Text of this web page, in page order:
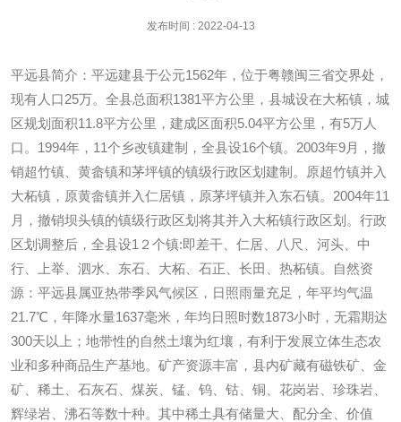
发布时间 : 2022-04-13
平远县简介：平远建县于公元1562年，位于粤赣闽三省交界处，
现有人口25万。全县总面积1381平方公里，县城设在大柘镇，城
区规划面积11.8平方公里，建成区面积5.04平方公里，有5万人
口。1994年，11个乡改镇建制，全县设16个镇。2003年9月，撤
销超竹镇、黄畲镇和茅坪镇的镇级行政区划建制。原超竹镇并入
大柘镇，原黄畲镇并入仁居镇，原茅坪镇并入东石镇。2004年11
月，撤销坝头镇的镇级行政区划将其并入大柘镇行政区划。行政
区划调整后，全县设1２个镇:即差干、仁居、八尺、河头、中
行、上举、泗水、东石、大柘、石正、长田、热柘镇。自然资
源：平远县属亚热带季风气候区，日照雨量充足，年平均气温
21.7℃，年降水量1637毫米，年均日照时数1873小时，无霜期达
300天以上；地带性的自然土壤为红壤，有利于发展立体生态农
业和多种商品生产基地。矿产资源丰富，县内矿藏有磁铁矿、金
矿、稀土、石灰石、煤炭、锰、钨、钴、铜、花岗岩、珍珠岩、
辉绿岩、沸石等数十种。其中稀土具有储量大、配分全、价值